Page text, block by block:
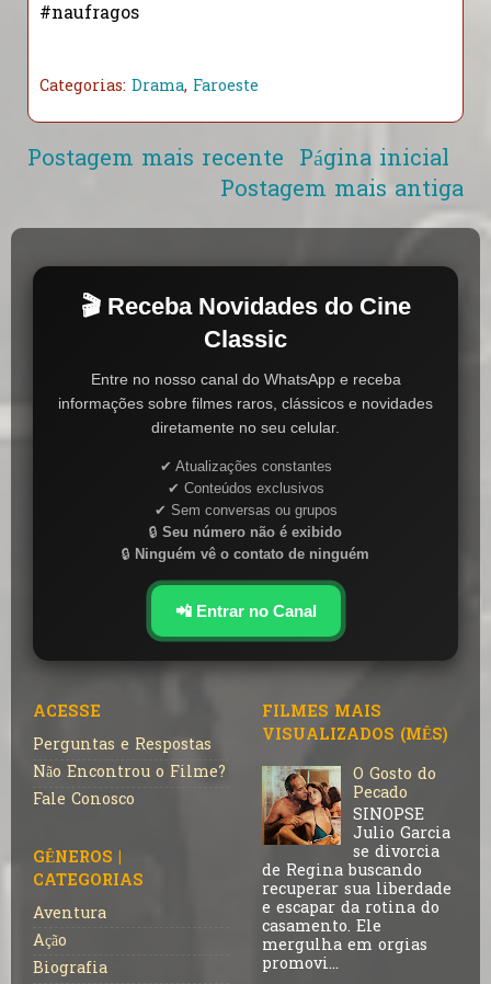
#naufragos
Categorias: Drama, Faroeste
Postagem mais recente
Postagem mais antiga
Página inicial
🎬 Receba Novidades do Cine
Classic
Entre no nosso canal do WhatsApp e receba
informações sobre filmes raros, clássicos e novidades
diretamente no seu celular.
✔ Atualizações constantes
✔ Conteúdos exclusivos
✔ Sem conversas ou grupos
🔒 Seu número não é exibido
🔒 Ninguém vê o contato de ninguém
📲 Entrar no Canal
ACESSE
Perguntas e Respostas
Não Encontrou o Filme?
Fale Conosco
GÊNEROS |
CATEGORIAS
Aventura
Ação
Biografia
FILMES MAIS
VISUALIZADOS (MÊS)
O Gosto do
Pecado
SINOPSE
Julio Garcia
se divorcia
de Regina buscando
recuperar sua liberdade
e escapar da rotina do
casamento. Ele
mergulha em orgias
promovi...